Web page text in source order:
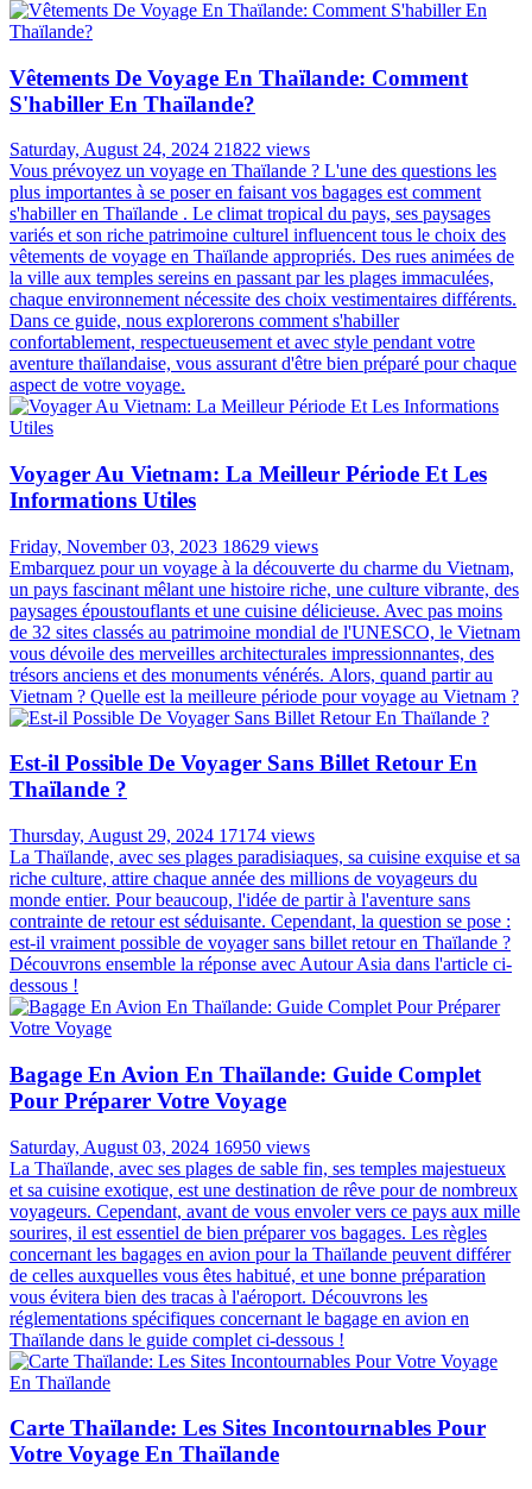
Vêtements De Voyage En Thaïlande: Comment
S'habiller En Thaïlande?
Saturday, August 24, 2024 21822 views
Vous prévoyez un voyage en Thaïlande ? L'une des questions les
plus importantes à se poser en faisant vos bagages est comment
s'habiller en Thaïlande . Le climat tropical du pays, ses paysages
variés et son riche patrimoine culturel influencent tous le choix des
vêtements de voyage en Thaïlande appropriés. Des rues animées de
la ville aux temples sereins en passant par les plages immaculées,
chaque environnement nécessite des choix vestimentaires différents.
Dans ce guide, nous explorerons comment s'habiller
confortablement, respectueusement et avec style pendant votre
aventure thaïlandaise, vous assurant d'être bien préparé pour chaque
aspect de votre voyage.
Voyager Au Vietnam: La Meilleur Période Et Les
Informations Utiles
Friday, November 03, 2023 18629 views
Embarquez pour un voyage à la découverte du charme du Vietnam,
un pays fascinant mêlant une histoire riche, une culture vibrante, des
paysages époustouflants et une cuisine délicieuse. Avec pas moins
de 32 sites classés au patrimoine mondial de l'UNESCO, le Vietnam
vous dévoile des merveilles architecturales impressionnantes, des
trésors anciens et des monuments vénérés. Alors, quand partir au
Vietnam ? Quelle est la meilleure période pour voyage au Vietnam ?
Est-il Possible De Voyager Sans Billet Retour En
Thaïlande ?
Thursday, August 29, 2024 17174 views
La Thaïlande, avec ses plages paradisiaques, sa cuisine exquise et sa
riche culture, attire chaque année des millions de voyageurs du
monde entier. Pour beaucoup, l'idée de partir à l'aventure sans
contrainte de retour est séduisante. Cependant, la question se pose :
est-il vraiment possible de voyager sans billet retour en Thaïlande ?
Découvrons ensemble la réponse avec Autour Asia dans l'article ci-
dessous !
Bagage En Avion En Thaïlande: Guide Complet
Pour Préparer Votre Voyage
Saturday, August 03, 2024 16950 views
La Thaïlande, avec ses plages de sable fin, ses temples majestueux
et sa cuisine exotique, est une destination de rêve pour de nombreux
voyageurs. Cependant, avant de vous envoler vers ce pays aux mille
sourires, il est essentiel de bien préparer vos bagages. Les règles
concernant les bagages en avion pour la Thaïlande peuvent différer
de celles auxquelles vous êtes habitué, et une bonne préparation
vous évitera bien des tracas à l'aéroport. Découvrons les
réglementations spécifiques concernant le bagage en avion en
Thaïlande dans le guide complet ci-dessous !
Carte Thaïlande: Les Sites Incontournables Pour
Votre Voyage En Thaïlande